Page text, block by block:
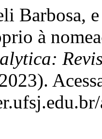
Barbosa,
à